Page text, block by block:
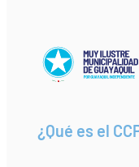
¿Qué es el